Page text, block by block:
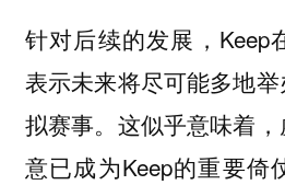
针对后续的发展，Keep
表示未来将尽可能多地
拟赛事。这似乎意味着
意已成为Keep的重要倚